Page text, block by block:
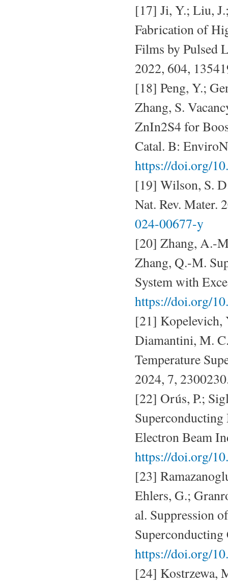
[17] Ji, Y.; Liu,
Fabrication of
Films by Pulsed
2022, 604,
[18] Peng, Y.;
Zhang, S.
ZnIn2S4 for
Catal. B:
https://doi.org/
[19] Wilson, S.
Nat. Rev. Mater.
024-00677-y
[20] Zhang, A.-
Zhang, Q.-M.
System with
https://doi.org/
[21] Kopelevich,
Diamantini, M.
Temperature
2024, 7,
[22] Orús, P.;
Electron Beam
https://doi.org/
[23]
Ehlers, G.;
al. Suppression
Superconducting
https://doi.org/
[24] Kostrzewa,